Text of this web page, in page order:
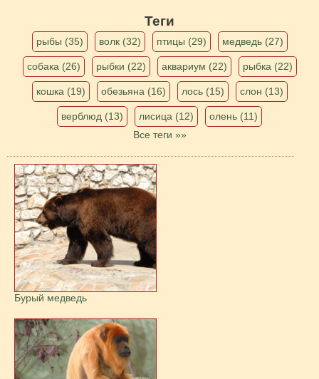
Теги
рыбы (35) волк (32) птицы (29) медведь (27)
собака (26) рыбки (22) аквариум (22) рыбка (22)
кошка (19) обезьяна (16) лось (15) слон (13)
верблюд (13) лисица (12)
олень (11)
Все теги »»
Бурый медведь